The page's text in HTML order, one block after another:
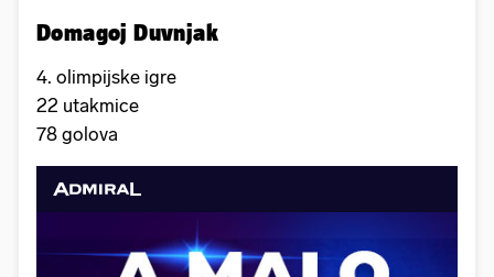
Domagoj Duvnjak
4. olimpijske igre
22 utakmice
78 golova